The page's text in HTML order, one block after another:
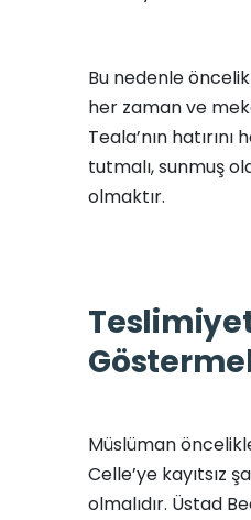
Bu nedenle
her zaman ve
Teala’nın
tutmalı, sunmuş
olmaktır.
Müslüman
Celle’ye kayıtsız
olmalıdır. Üstad